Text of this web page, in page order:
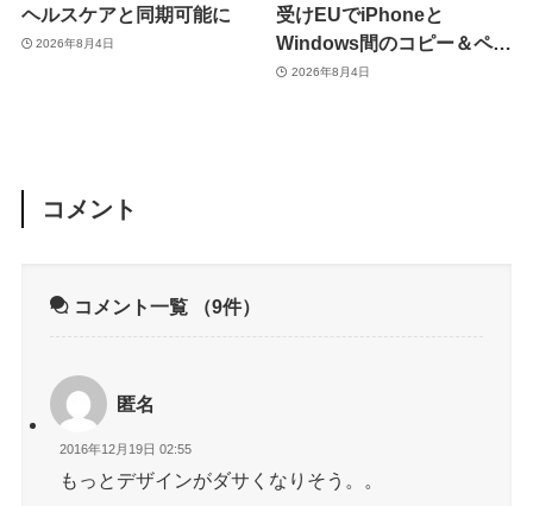
ヘルスケアと同期可能に
2026年8月4日
受けEUでiPhoneと
Windows間のコピー＆ペー
スト機能を提供へ
2026年8月4日
コメント
コメント一覧 （9件）
匿名
2016年12月19日 02:55
もっとデザインがダサくなりそう。。